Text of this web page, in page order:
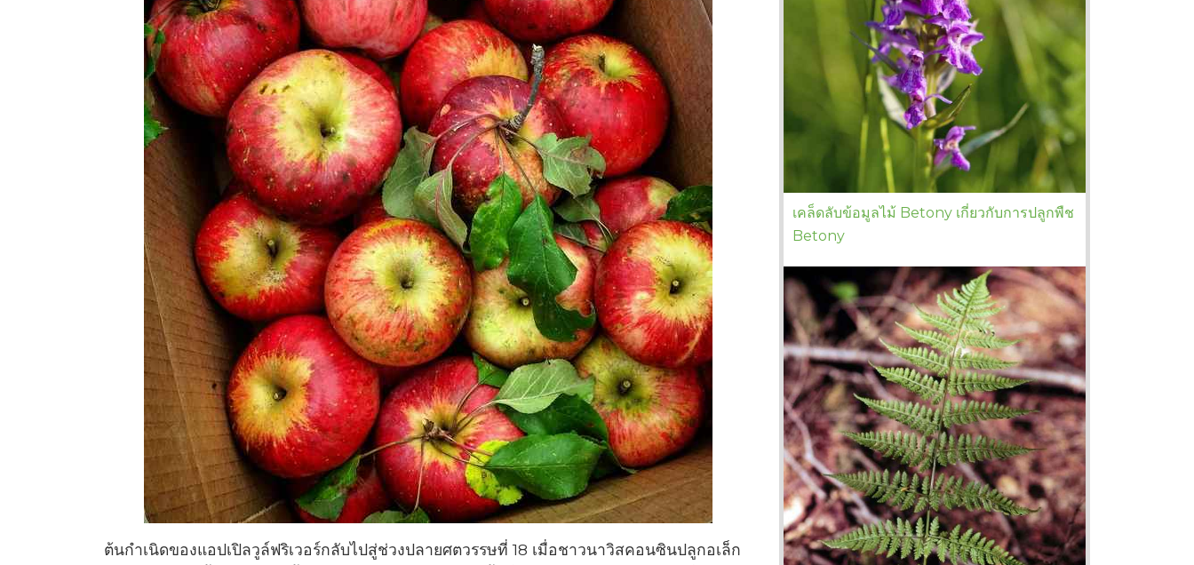
ต้นกำเนิดของแอปเปิลวูล์ฟริเวอร์กลับไปสู่ช่วงปลายศตวรรษที่ 18 เมื่อชาวนาวิสคอนซินปลูกอเล็ก
เคล็ดลับข้อมูลไม้ Betony เกี่ยวกับการปลูกพืช
Betony